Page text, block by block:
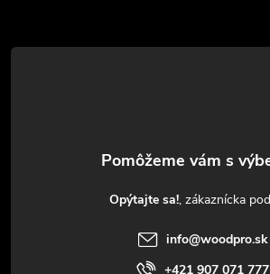
á
Opýtajte sa!
info@woodpro.sk
+421 907 071 777